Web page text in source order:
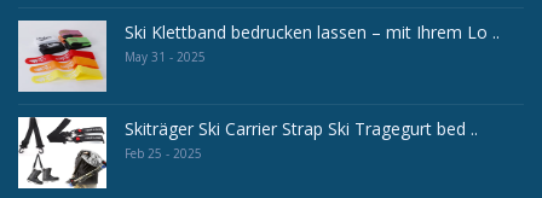
Ski Klettband bedrucken lassen – mit Ihrem Lo ..
May 31 - 2025
Skiträger Ski Carrier Strap Ski Tragegurt bed ..
Feb 25 - 2025